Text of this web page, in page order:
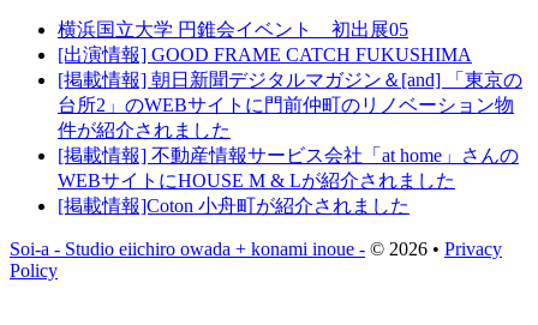
横浜国立大学 円錐会イベント 初出展05
[出演情報] GOOD FRAME CATCH FUKUSHIMA
[掲載情報] 朝日新聞デジタルマガジン＆[and] 「東京の
台所2」のWEBサイトに門前仲町のリノベーション物
件が紹介されました
[掲載情報] 不動産情報サービス会社「at home」さんの
WEBサイトにHOUSE M & Lが紹介されました
[掲載情報]Coton 小舟町が紹介されました
Soi-a - Studio eiichiro owada + konami inoue - © 2026 • Privacy
Policy